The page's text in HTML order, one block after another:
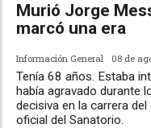
Murió Jorge
marcó una era
Información General 08 de
Tenía 68 años. Estaba
había agravado durante
decisiva en la carrera
oficial del Sanatorio.